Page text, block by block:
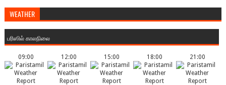
WEATHER
பரிஸில் காலநிலை
09:00 12:00 15:00 18:00 21:00